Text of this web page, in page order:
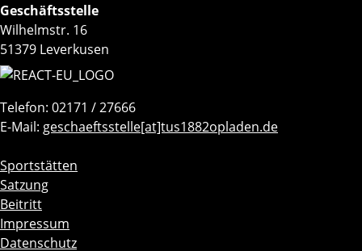
Geschäftsstelle
Wilhelmstr. 16
51379 Leverkusen
Telefon: 02171 / 27666
E-Mail: geschaeftsstelle[at]tus1882opladen.de
Navigation
überspringen
Sportstätten
Satzung
Beitritt
Impressum
Datenschutz